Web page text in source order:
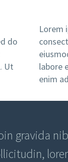
do
Ut
Lorem
labore
enim ad
gravida